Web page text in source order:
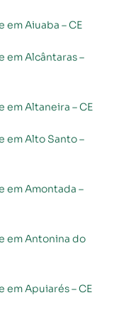
em Aiuaba – CE
em Alcântaras –
em Altaneira – CE
em Alto Santo –
em Amontada –
em Antonina do
em Apuiarés – CE